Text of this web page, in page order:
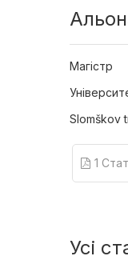
Магістр
Slomškov
1
Усі